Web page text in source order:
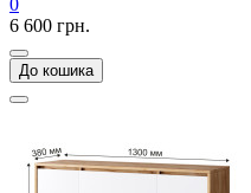
0
6 600 грн.
До кошика